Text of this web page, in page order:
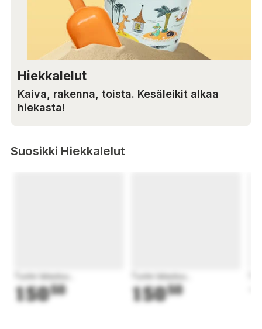
Hiekkalelut
Kaiva, rakenna, toista. Kesäleikit alkaa
hiekasta!
Suosikki Hiekkalelut
Tuote latautuu...
15050
Tuote latautuu...
15050